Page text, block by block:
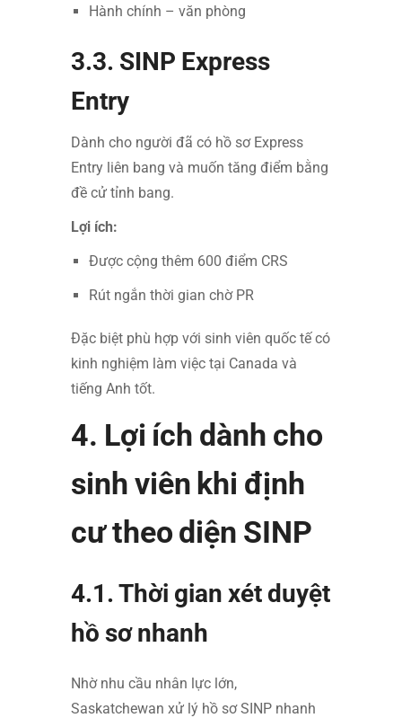
Hành chính – văn phòng
3.3. SINP Express
Entry
Dành cho người đã có hồ sơ Express
Entry liên bang và muốn tăng điểm bằng
đề cử tỉnh bang.
Lợi ích:
Được cộng thêm 600 điểm CRS
Rút ngắn thời gian chờ PR
Đặc biệt phù hợp với sinh viên quốc tế có
kinh nghiệm làm việc tại Canada và
tiếng Anh tốt.
4. Lợi ích dành cho
sinh viên khi định
cư theo diện SINP
4.1. Thời gian xét duyệt
hồ sơ nhanh
Nhờ nhu cầu nhân lực lớn,
Saskatchewan xử lý hồ sơ SINP nhanh